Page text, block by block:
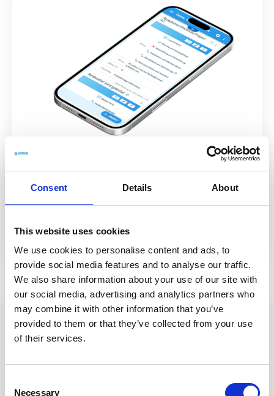
Consent Details About
This website uses cookies
We use cookies to personalise content and ads, to
provide social media features and to analyse our traffic.
We also share information about your use of our site with
our social media, advertising and analytics partners who
may combine it with other information that you’ve
provided to them or that they’ve collected from your use
of their services.
Necessary
3. Transparente Übergabe
an alle Stakeholder
Ein Klick genügt: Exportieren Sie eine klar
geben Sie sie für Partner frei.
Die Vorteile auf einen